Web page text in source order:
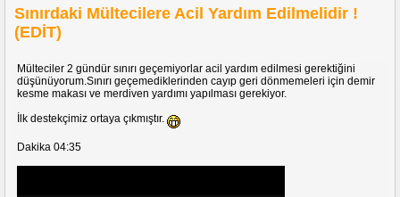
Sınırdaki Mültecilere Acil Yardım Edilmelidir !
(EDİT)
Mülteciler 2 gündür sınırı geçemiyorlar acil yardım edilmesi gerektiğini
düşünüyorum.Sınırı geçemediklerinden cayıp geri dönmemeleri için demir
kesme makası ve merdiven yardımı yapılması gerekiyor.
İlk destekçimiz ortaya çıkmıştır.
Dakika 04:35